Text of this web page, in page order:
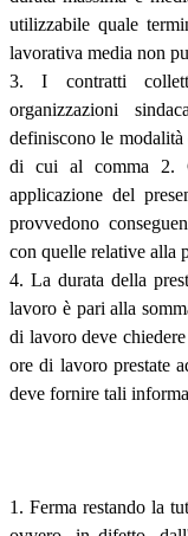
utilizzabile quale
lavorativa media non
3. I contratti
organizzazioni
definiscono le
di cui al comma 2.
applicazione del
provvedono
con quelle relative alla
4. La durata della
lavoro è pari alla
di lavoro deve
ore di lavoro prestate
deve fornire tali
1. Ferma restando la